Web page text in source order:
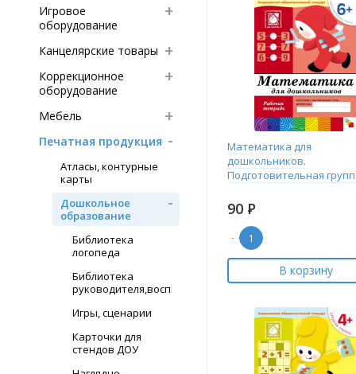
Игровое
оборудование
Канцелярские товары
Коррекционное
оборудование
Мебель
Печатная продукция
Атласы, контурные
карты
Дошкольное
образование
Библиотека
логопеда
Библиотека
руководителя,воспитателя
Игры, сценарии
Карточки для
стендов ДОУ
Математика для
дошкольников.
Подготовительная
90 Р
-
В корзину